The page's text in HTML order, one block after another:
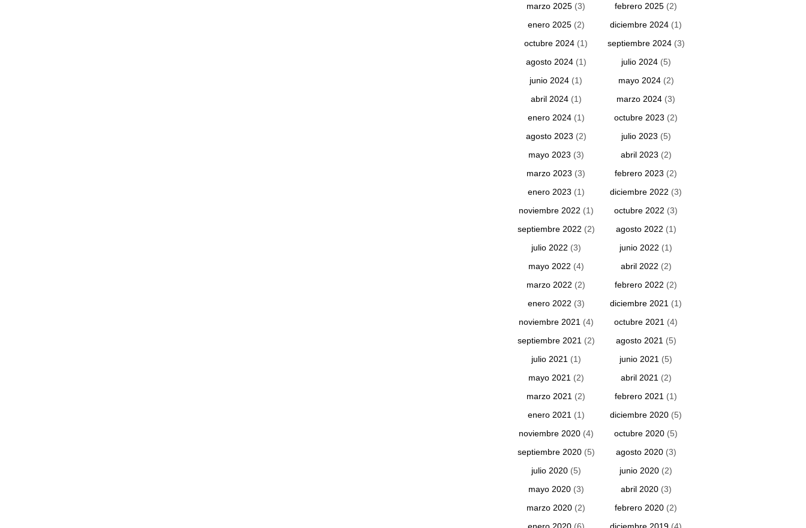
marzo 2025 (3) febrero 2025 (2)
enero 2025(2) diciembre 2024 (1)
octubre 2024 (1) septiembre 2024(3)
agosto 2024(1) julio 2024(5)
junio 2024 (1) mayo 2024(2)
abril 2024(1) marzo 2024 (3)
enero 2024(1) octubre 2023 (2)
agosto 2023 (2) julio 2023 (5)
mayo 2023 (3) abril 2023 (2)
marzo 2023 (3) febrero 2023 (2)
enero 2023 (1) diciembre 2022 (3)
noviembre 2022 (1) octubre 2022 (3)
septiembre 2022 (2) agosto 2022 (1)
julio 2022 (3) junio 2022 (1)
mayo 2022 (4) abril 2022 (2)
marzo 2022 (2) febrero 2022 (2)
enero 2022 (3) diciembre 2021 (1)
noviembre 2021 (4) octubre 2021 (4)
septiembre 2021 (2) agosto 2021 (5)
julio 2021 (1) junio 2021 (5)
mayo 2021 (2) abril 2021 (2)
marzo 2021 (2) febrero 2021 (1)
enero 2021 (1) diciembre 2020 (5)
noviembre 2020(4) octubre 2020 (5)
septiembre 2020(5) agosto 2020(3)
julio 2020(5) junio 2020 (2)
mayo 2020(3) abril 2020(3)
marzo 2020 (2) febrero 2020 (2)